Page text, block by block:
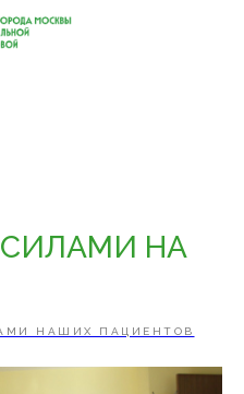
НА
НАШИХ ПАЦИЕНТОВ